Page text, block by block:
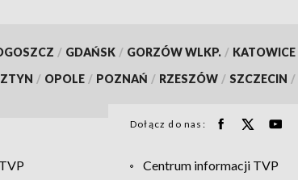
/ GDAŃSK / GORZÓW WLKP. / KATOWICE
/ OPOLE / POZNAŃ / RZESZÓW / SZCZECIN /
Dołącz do nas:
Centrum informacji TVP